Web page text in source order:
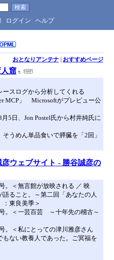
ログイン ヘルプ
おとなりアンテナ| おすすめページ
窟
ースログから分析してくれる
MCP」 Microsoftがプレビュー公
5日、Jon Postel氏から村井純氏に
うめん単品食いで膵臓を「2回」
彦ウェブサイト - 勝谷誠彦の
。＜無言館が放映される ／ 映
ること。～第二回「あなたの人
東良美季＞
。＜一芸百芸 ～十年先の稽古～
。＜私にとっての津川雅彦さん
ない教養人であった。ご冥福を